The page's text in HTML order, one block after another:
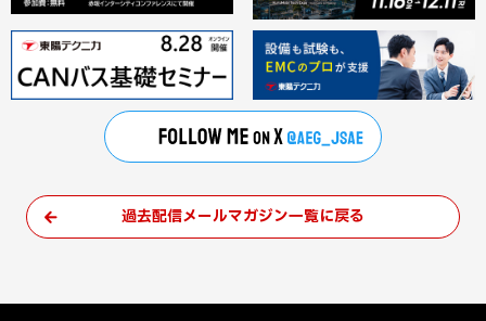
過去配信メールマガジン一覧に戻る